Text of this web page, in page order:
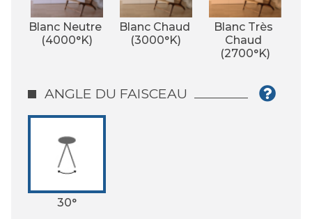
Blanc Neutre
(4000°K)
Blanc Chaud
(3000°K)
Blanc Très
Chaud
(2700°K)
ANGLE DU FAISCEAU
30°